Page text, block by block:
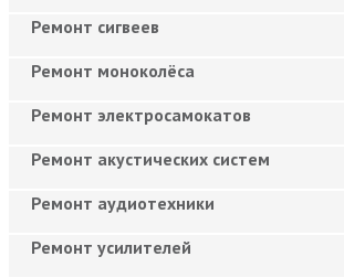
Ремонт сигвеев
Ремонт моноколёса
Ремонт электросамокатов
Ремонт акустических систем
Ремонт аудиотехники
Ремонт усилителей